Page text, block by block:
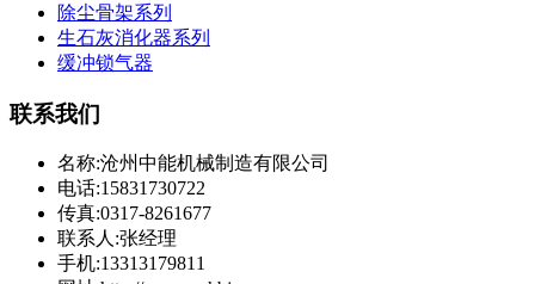
除尘骨架系列
生石灰消化器系列
缓冲锁气器
联系我们
名称:沧州中能机械制造有限公司
电话:15831730722
传真:0317-8261677
联系人:张经理
手机:13313179811